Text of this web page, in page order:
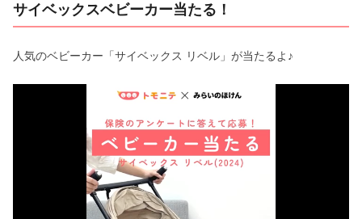
サイベックスベビーカー当たる！
人気のベビーカー「サイベックス リベル」が当たるよ♪